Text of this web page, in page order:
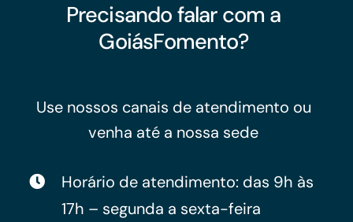
Precisando falar com a
GoiásFomento?
Use nossos canais de atendimento ou
venha até a nossa sede
Horário de atendimento: das 9h às
17h – segunda a sexta-feira